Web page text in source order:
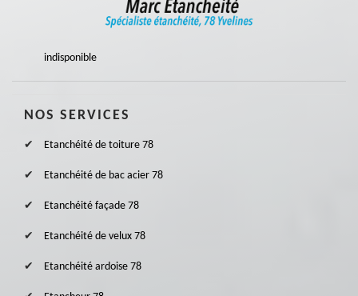
indisponible
NOS SERVICES
Etanchéité de toiture 78
Etanchéité de bac acier 78
Etanchéité façade 78
Etanchéité de velux 78
Etanchéité ardoise 78